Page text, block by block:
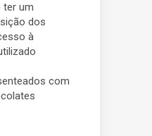
um
dos
à
com